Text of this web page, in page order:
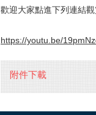
歡迎大家點進下列連結
https://youtu.be/
附件下載